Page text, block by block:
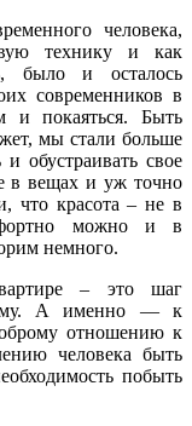
человека,
технику и как
было и осталось
современников в
и покаяться. Быть
мы стали больше
обустраивать свое
в вещах и уж точно
что красота – не в
можно и в
немного.
– это шаг
А именно — к
отношению к
человека быть
побыть